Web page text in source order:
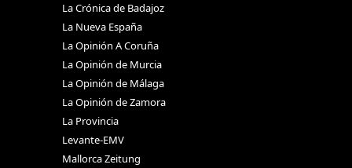
La Crónica de Badajoz
La Nueva España
La Opinión A Coruña
La Opinión de Murcia
La Opinión de Málaga
La Opinión de Zamora
La Provincia
Levante-EMV
Mallorca Zeitung